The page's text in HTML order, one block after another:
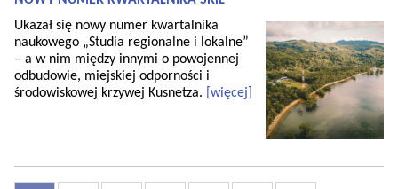
Ukazał się nowy numer kwartalnika
naukowego „Studia regionalne i lokalne”
– a w nim między innymi o powojennej
odbudowie, miejskiej odporności i
środowiskowej krzywej Kusnetza.
[więcej]